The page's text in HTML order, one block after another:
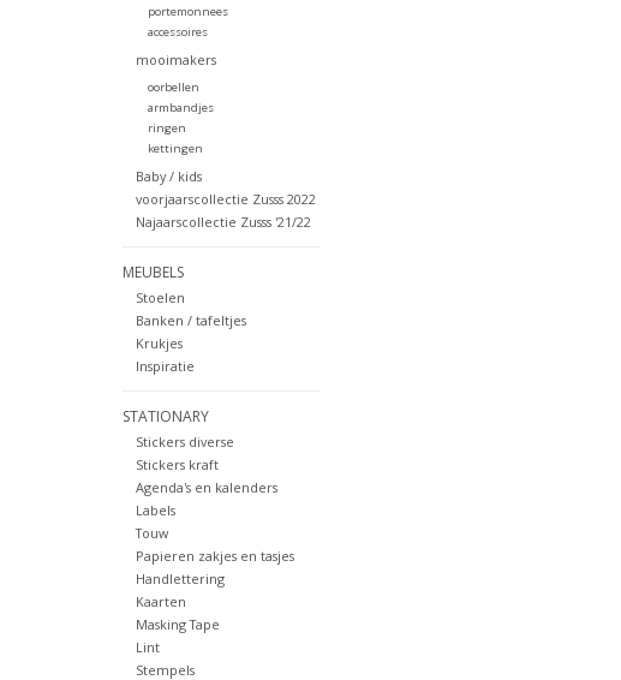
portemonnees
accessoires
mooimakers
oorbellen
armbandjes
ringen
kettingen
Baby / kids
voorjaarscollectie Zusss 2022
Najaarscollectie Zusss '21/22
MEUBELS
Stoelen
Banken / tafeltjes
Krukjes
Inspiratie
STATIONARY
Stickers diverse
Stickers kraft
Agenda's en kalenders
Labels
Touw
Papieren zakjes en tasjes
Handlettering
Kaarten
Masking Tape
Lint
Stempels